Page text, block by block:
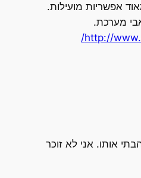
אפשריות מועילות.
מערכת.
http://
אותו. אני לא זוכר